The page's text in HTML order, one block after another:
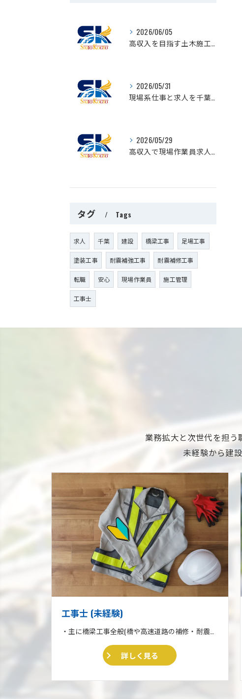
2026/06/05
高収入を目指す土木施工管理求人千葉県千葉市美浜区でキャリアアップを実現する方法
2026/05/31
現場系仕事と求人を千葉県茂原市で探すなら知っておきたい作業員募集のリアルな現実
2026/05/29
高収入で現場作業員求人を千葉県千葉市緑区で目指すコツと安定雇用の選び方
タグ Tags
求人 千葉 建設 橋梁工事 足場工事
塗装工事 耐震補強工事 耐震補修工事
転職 安心 現場作業員 施工管理
工事士
業務拡大と次世代を担う
未経験から建
工事士 (未経験)
詳しく見る